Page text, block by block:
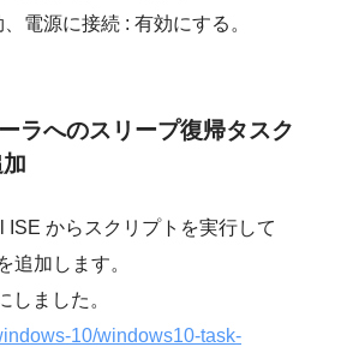
電源に接続 : 有効にする。
ラへのスリープ復帰タスク
からスクリプトを実行して
追加します。
しました。
10/windows10-task-